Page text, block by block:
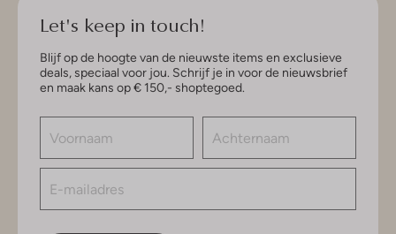
Let's keep in touch!
Blijf op de hoogte van de nieuwste items en exclusieve
deals, speciaal voor jou. Schrijf je in voor de nieuwsbrief
en maak kans op € 150,- shoptegoed.